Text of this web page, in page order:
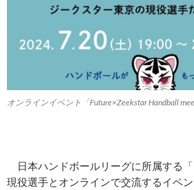
オンラインイベント「Future×Zeekstar Handball
日本ハンドボールリーグに所属する
現役選手とオンラインで交流するイベ